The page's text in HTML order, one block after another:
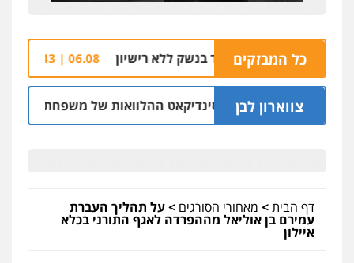
כל המבזקים
והצטייד בנשק ללא רישיון 06.08 | 20:43 מלחמתו של
צווארון לבן
בחיפה וסינדיקאט ההלוואות של משפחת הרינג
דף הבית> מאחורי הסורגים >על תהליך העברת
עמירם בן אוליאל מההפרדה לאגף התורני בכלא
איילון